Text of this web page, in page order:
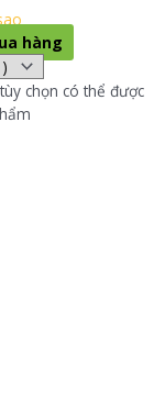
hàng
chọn có thể được